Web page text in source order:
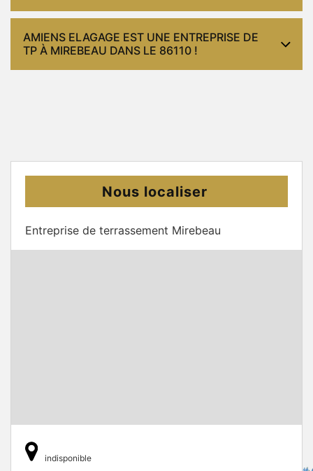
AMIENS ELAGAGE EST UNE ENTREPRISE DE
TP À MIREBEAU DANS LE 86110 !
Nous localiser
Entreprise de terrassement Mirebeau
indisponible